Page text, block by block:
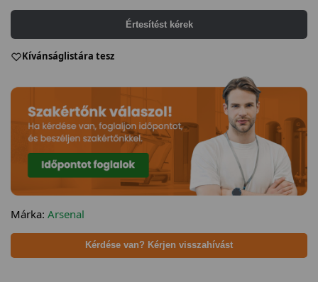
Értesítést kérek
Kívánságlistára tesz
Márka: Arsenal
Kérdése van? Kérjen visszahívást